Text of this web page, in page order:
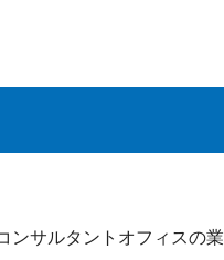
ンサルタントオフィスの業